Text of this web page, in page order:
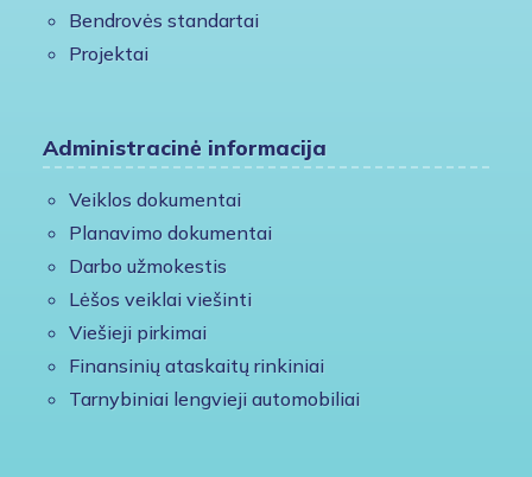
Bendrovės standartai
Projektai
Administracinė informacija
Veiklos dokumentai
Planavimo dokumentai
Darbo užmokestis
Lėšos veiklai viešinti
Viešieji pirkimai
Finansinių ataskaitų rinkiniai
Tarnybiniai lengvieji automobiliai